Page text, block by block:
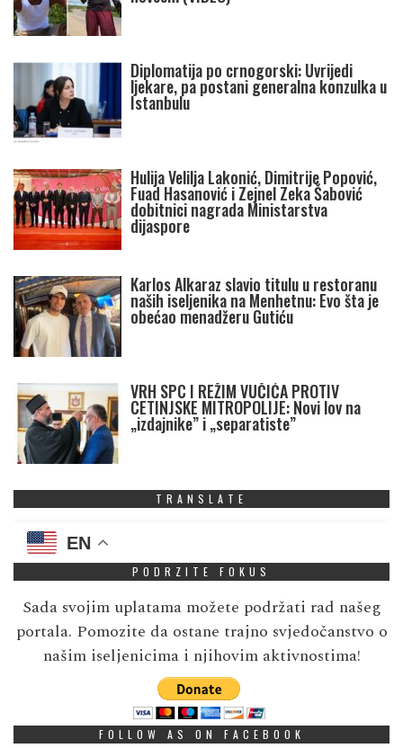
Diplomatija po crnogorski: Uvrijedi
ljekare, pa postani generalna konzulka u
Istanbulu
Hulija Velilja Lakonić, Dimitrije Popović,
Fuad Hasanović i Zejnel Zeka Šabović
dobitnici nagrada Ministarstva
dijaspore
Karlos Alkaraz slavio titulu u restoranu
naših iseljenika na Menhetnu: Evo šta je
obećao menadžeru Gutiću
VRH SPC I REŽIM VUČIĆA PROTIV
CETINJSKE MITROPOLIJE: Novi lov na
„izdajnike” i „separatiste”
TRANSLATE
EN
PODRZITE FOKUS
Sada svojim uplatama možete podržati rad našeg
portala. Pomozite da ostane trajno svjedočanstvo o
našim iseljenicima i njihovim aktivnostima!
FOLLOW AS ON FACEBOOK